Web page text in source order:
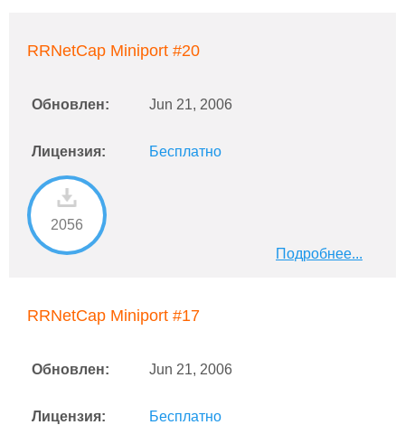
RRNetCap Miniport #20
Обновлен: Jun 21, 2006
Лицензия: Бесплатно
2056
Подробнее...
RRNetCap Miniport #17
Обновлен: Jun 21, 2006
Лицензия: Бесплатно